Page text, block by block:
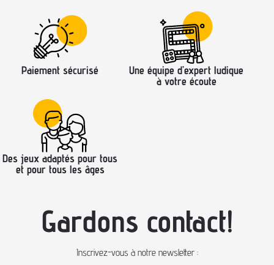
Paiement sécurisé
Une équipe d’expert ludique
à votre écoute
Des jeux adaptés pour tous
et pour tous les âges
Gardons contact!
Inscrivez-vous à notre newsletter :